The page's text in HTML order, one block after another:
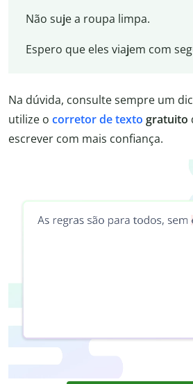
Não suje a roupa limpa.
Espero que eles viajem com
Na dúvida, consulte sempre um
utilize o corretor de texto gratuito
escrever com mais confiança.